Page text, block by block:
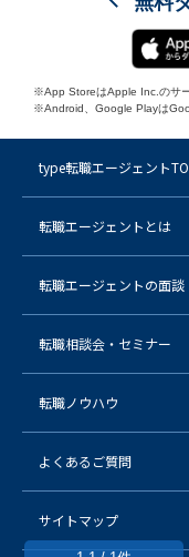
※App StoreはApple Inc.のサー
※Android、Google Playは
type転職エージェント
転職エージェントとは
転職エージェントの面談
転職相談会・セミナー
転職ノウハウ
よくあるご質問
サイトマップ